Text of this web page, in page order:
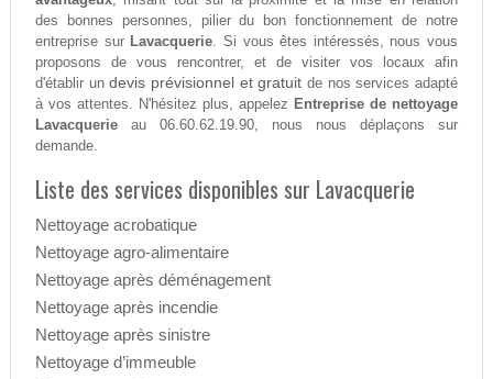
des bonnes personnes, pilier du bon fonctionnement de notre
entreprise sur Lavacquerie. Si vous êtes intéressés, nous vous
proposons de vous rencontrer, et de visiter vos locaux afin
d'établir undevis prévisionnel et gratuit de nos services adapté
à vos attentes. N'hésitez plus, appelez Entreprise de nettoyage
Lavacquerieau 06.60.62.19.90, nous nous déplaçons sur
demande.
Liste des services disponibles sur Lavacquerie
Nettoyage acrobatique
Nettoyage agro-alimentaire
Nettoyage après déménagement
Nettoyage après incendie
Nettoyage après sinistre
Nettoyage d’immeuble